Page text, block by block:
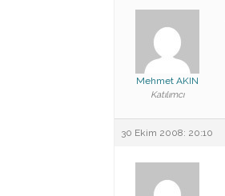
Mehmet AKIN
Katılımcı
30 Ekim 2008: 20:10